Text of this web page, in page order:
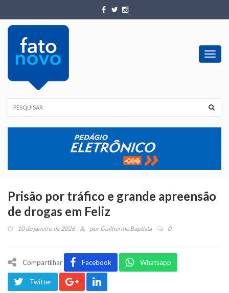
Prisão por tráfico e grande apreensão
de drogas em Feliz
10 de janeiro de 2026 porGuilherme Baptista 0
Compartilhar Facebook Whatsapp
Twitter